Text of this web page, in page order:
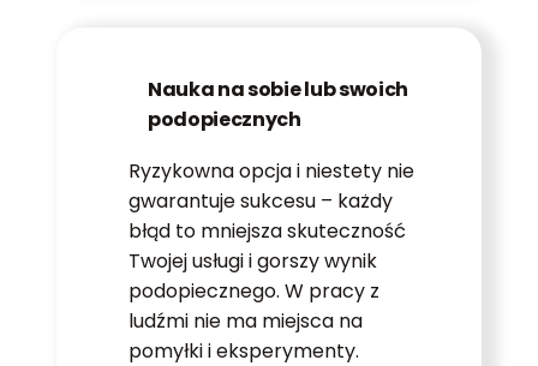
Nauka na sobie lub swoich
podopiecznych
Ryzykowna opcja i niestety nie
gwarantuje sukcesu – każdy
błąd to mniejsza skuteczność
Twojej usługi i gorszy wynik
podopiecznego. W pracy z
ludźmi nie ma miejsca na
pomyłki i eksperymenty.